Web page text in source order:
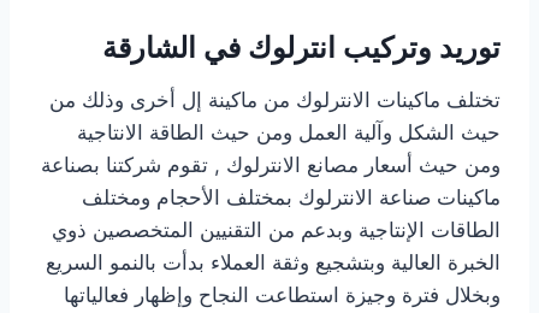
توريد وتركيب انترلوك في الشارقة
تختلف ماكينات الانترلوك من ماكينة إل أخرى وذلك من
حيث الشكل وآلية العمل ومن حيث الطاقة الانتاجية
ومن حيث أسعار مصانع الانترلوك , تقوم شركتنا بصناعة
ماكينات صناعة الانترلوك بمختلف الأحجام ومختلف
الطاقات الإنتاجية وبدعم من التقنيين المتخصصين ذوي
الخبرة العالية وبتشجيع وثقة العملاء بدأت بالنمو السريع
وبخلال فترة وجيزة استطاعت النجاح وإظهار فعالياتها